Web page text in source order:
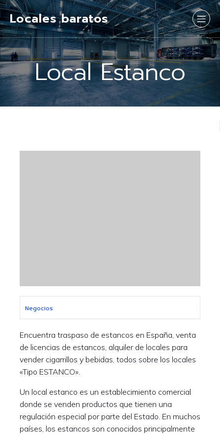
Locales baratos
Local Estanco
Negocios
Encuentra traspaso de estancos en España, venta
de licencias de estancos, alquiler de locales para
vender cigarrillos y bebidas, todos sobre los locales
«Tipo ESTANCO».
Un local estanco es un establecimiento comercial
donde se venden productos que tienen una
regulación especial por parte del Estado. En muchos
países, los estancos son conocidos principalmente